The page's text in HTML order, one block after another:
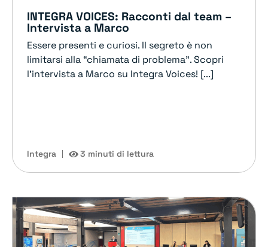
INTEGRA VOICES: Racconti dal team –
Intervista a Marco
Essere presenti e curiosi. Il segreto è non
limitarsi alla “chiamata di problema”. Scopri
l'intervista a Marco su Integra Voices! [...]
Integra 3 minuti di lettura